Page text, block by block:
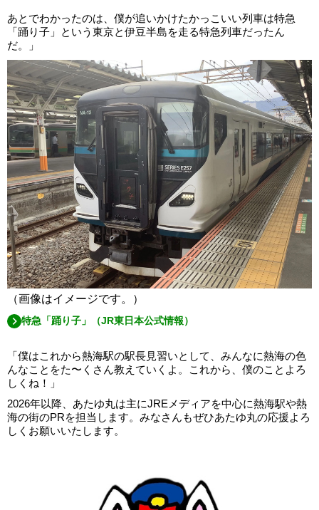
あとでわかったのは、僕が追いかけたかっこいい列車は特急
「踊り子」という東京と伊豆半島を走る特急列車だったん
だ。」
（画像はイメージです。）
特急「踊り子」（JR東日本公式情報）
「僕はこれから熱海駅の駅長見習いとして、みんなに熱海の色
んなことをた〜くさん教えていくよ。これから、僕のことよろ
しくね！」
2026年以降、あたゆ丸は主にJREメディアを中心に熱海駅や熱
海の街のPRを担当します。みなさんもぜひあたゆ丸の応援よろ
しくお願いいたします。